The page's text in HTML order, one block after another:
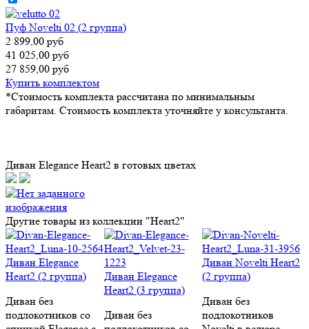
Пуф Novelti 02 (2 группа)
2 899,00 руб
41 025,00 руб
27 859,00 руб
Купить комплектом
*Стоимость комплекта рассчитана по минимальным
габаритам. Стоимость комплекта уточняйте у консультанта.
Диван Elegance Heart2 в готовых цветах
Другие товары из коллекции "Heart2"
Диван Elegance
Heart2 (2 группа)
Диван без
подлокотников со
Диван Elegance
Heart2 (3 группа)
Диван без
Диван Novelti Heart2
(2 группа)
Диван без
подлокотников